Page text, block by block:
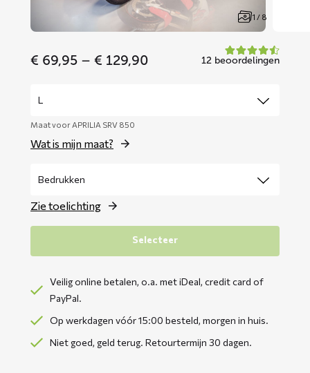
1 / 8
€ 69,95 – € 129,90 12 beoordelingen
Maat voor APRILIA SRV 850
Wat is mijn maat?
Zie toelichting
Selecteer
Veilig online betalen, o.a. met iDeal, credit card of
PayPal.
Op werkdagen vóór 15:00 besteld, morgen in huis.
Niet goed, geld terug. Retourtermijn 30 dagen.